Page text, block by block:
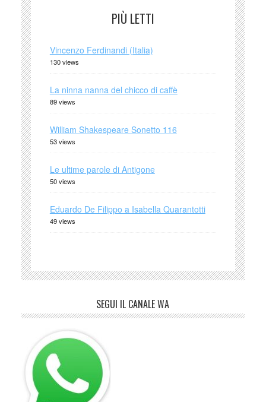
PIÙ LETTI
Vincenzo Ferdinandi (Italia)
130 views
La ninna nanna del chicco di caffè
89 views
William Shakespeare Sonetto 116
53 views
Le ultime parole di Antigone
50 views
Eduardo De Filippo a Isabella Quarantotti
49 views
SEGUI IL CANALE WA